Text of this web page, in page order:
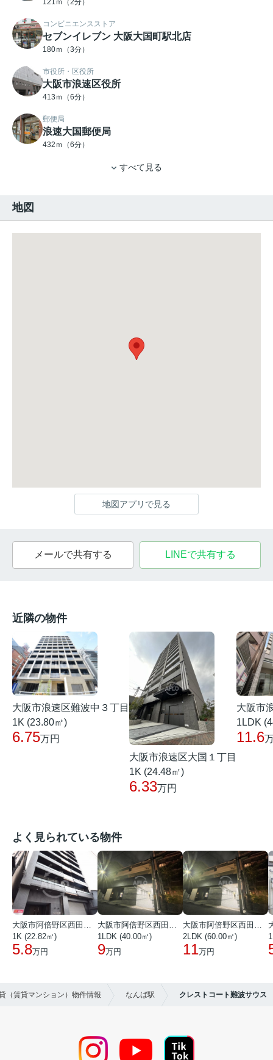
121ｍ（2分）
コンビニエンスストア
セブンイレブン 大阪大国町駅北店
180ｍ（3分）
市役所・区役所
大阪市浪速区役所
413ｍ（6分）
郵便局
浪速大国郵便局
432ｍ（6分）
すべて見る
地図
地図アプリで見る
メールで共有する LINEで共有する
近隣の物件
大阪市浪速区難波中３丁目
1K (23.80㎡)
6.75万円
大阪市浪速区大国１丁目
1K (24.48㎡)
6.33万円
大阪市
1LDK
11.6
よく見られている物件
大阪市阿倍野区西田辺町１丁目
1K (22.82㎡)
5.8万円
大阪市阿倍野区西田辺町１丁目
1LDK (40.00㎡)
9万円
大阪市阿倍野区西田辺町１丁目
2LDK (60.00㎡)
11万円
（賃貸マンション）物件情報 なんば駅 クレストコート難波サウス